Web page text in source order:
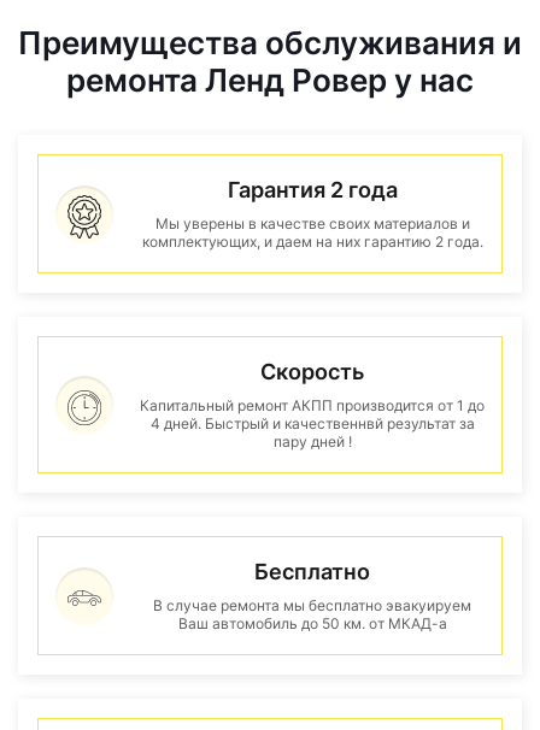
Преимущества обслуживания и
ремонта Ленд Ровер у нас
Гарантия 2 года
Мы уверены в качестве своих материалов и
комплектующих, и даем на них гарантию 2 года.
Скорость
Капитальный ремонт АКПП производится от 1 до
4 дней. Быстрый и качественнвй результат за
пару дней !
Бесплатно
В случае ремонта мы бесплатно эвакуируем
Ваш автомобиль до 50 км. от МКАД-а